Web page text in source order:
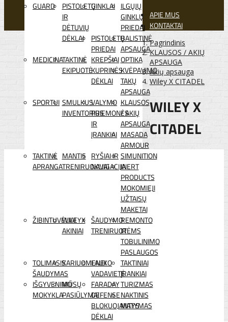
GUARD
PISTOLETŲ
IR
DĖTUVIŲ
DĖKLAI
GINKLAI ILGŲJŲ
GINKLŲ
PRIEDAI
PISTOLETŲ
PRIEDAI
BALISTINĖ
APSAUGA
MEDICINATAKTINĖ
EKIPUOTĖ
KREPŠIAI
KUPRINĖS
DĖKLAI
OPTIKA
KVĖPAVIMO
TAKŲ
APSAUGA
SPORTUI SMULKUS
INVENTORIUS
VALYMO
PRIEMONĖS
IR
ĮRANKIAI
KLAUSOS
/ AKIŲ
APSAUGA
MASADA
ARMOUR
TAKTINĖ
APRANGA
MANTIS
TRENIRUOKLIAI
RYŠIAI IR
NAVIGACIJA
SIMUNITION
INERT
PRODUCTS
MOKOMIEJI
UŽTAISŲ
MAKETAI
ŽIBINTUVĖLIAI
WILEYX
AKINIAI
ŠAUDYMO
TRENIRUOTĖMS
REMONTO
IR
TOBULINIMO
PASLAUGOS
TOLIMASIS
ŠAUDYMAS
KARIUOMENEI
LAUKO
VADAVIETĖ
TAKTINIAI
ĮRANKIAI
IŠGYVENIMO
MOKYKLA
MŪSŲ
PASIŪLYMAI
FARADAY
DEFENSE
BLOKUOJANTYS
DĖKLAI
TURIZMAS
NAKTINIS
MATYMAS
APIE MUS
KONTAKTAI
Pagrindinis
KLAUSOS / AKIŲ
APSAUGA
Akių apsauga
Wiley X CITADEL
WILEY X
CITADEL